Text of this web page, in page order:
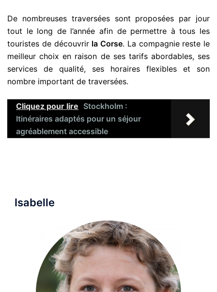
De nombreuses traversées sont proposées par jour
tout le long de l’année afin de permettre à tous les
touristes de découvrir la Corse. La compagnie reste le
meilleur choix en raison de ses tarifs abordables, ses
services de qualité, ses horaires flexibles et son
nombre important de traversées.
Cliquez pour lire Stockholm :
Itinéraires adaptés pour un séjour
agréablement accessible
Isabelle